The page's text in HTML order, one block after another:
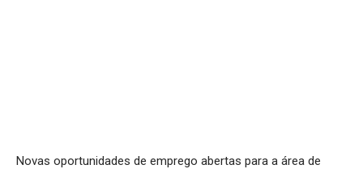
Novas oportunidades de emprego abertas para a área de